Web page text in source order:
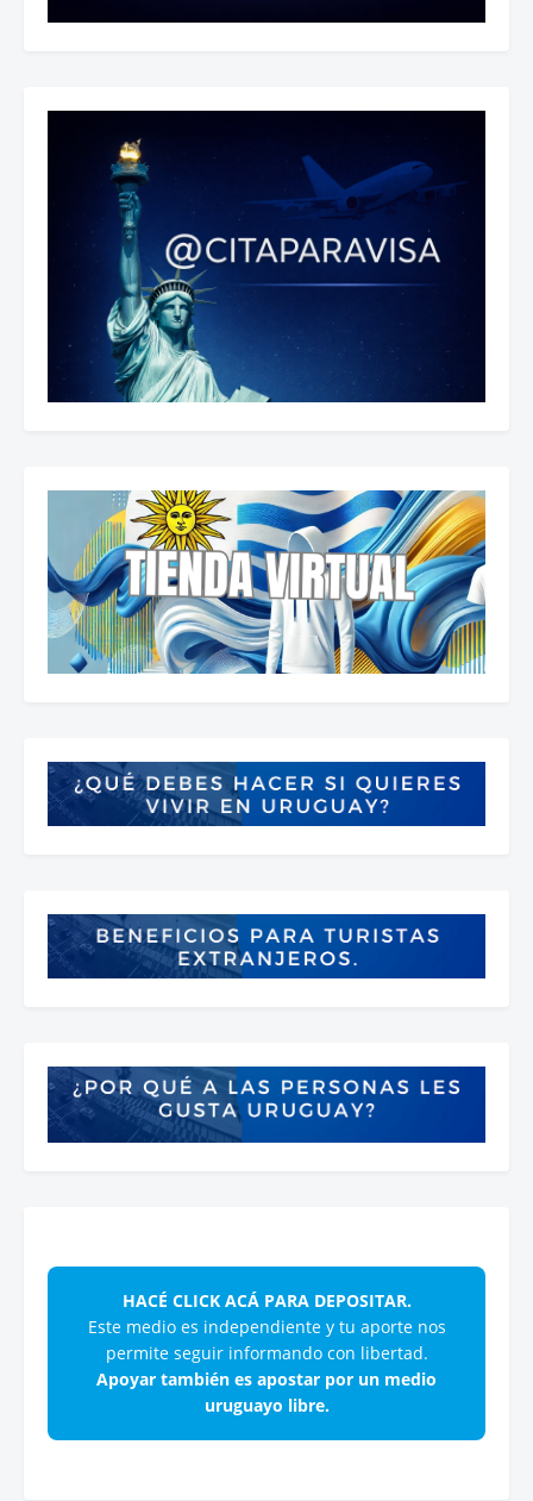
HACÉ CLICK ACÁ PARA DEPOSITAR.
Este medio es independiente y tu aporte nos
permite seguir informando con libertad.
Apoyar también es apostar por un medio
uruguayo libre.